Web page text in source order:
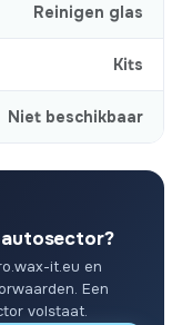
Reinigen glas
Kits
Niet beschikbaar
it.eu en
Een
volstaat.